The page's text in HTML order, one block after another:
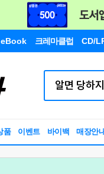
eBook 크레마클럽 CD/
품 이벤트 바이백 매장안